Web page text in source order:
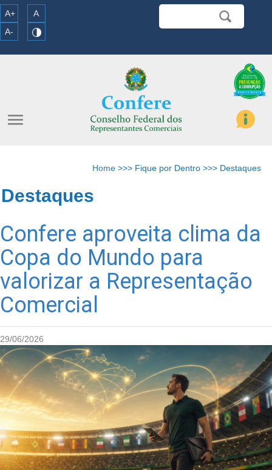
A+
A
A-
menu
Home >>> Fique por Dentro >>> Destaques
Destaques
Confere aproveita clima da
Copa do Mundo para
valorizar a Representação
Comercial
29/06/2026